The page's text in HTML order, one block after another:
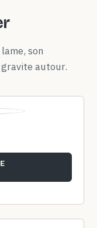
son
autour.